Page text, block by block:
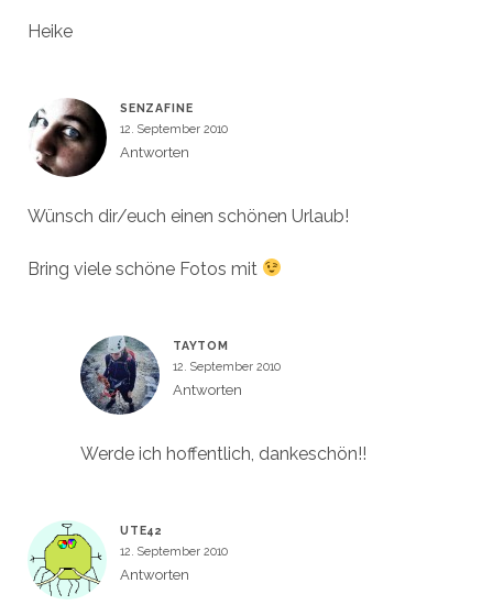
Heike
SENZAFINE
12. September 2010
Antworten
Wünsch dir/euch einen schönen Urlaub!
Bring viele schöne Fotos mit
TAYTOM
12. September 2010
Antworten
Werde ich hoffentlich, dankeschön!!
UTE42
12. September 2010
Antworten